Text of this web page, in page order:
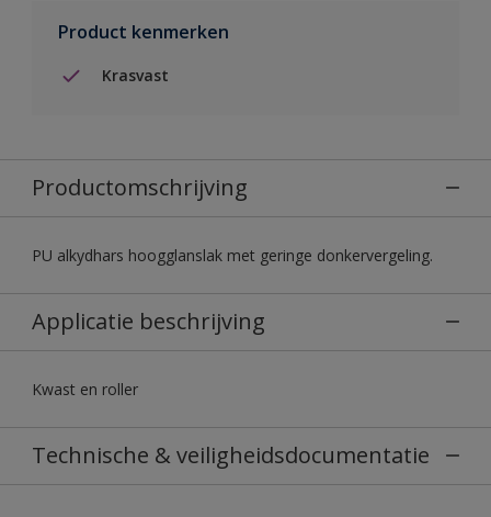
Product kenmerken
Krasvast
Productomschrijving
PU alkydhars hoogglanslak met geringe donkervergeling.
Applicatie beschrijving
Kwast en roller
Technische & veiligheidsdocumentatie